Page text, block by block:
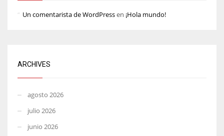
Un comentarista de WordPressen ¡Hola mundo!
ARCHIVES
agosto 2026
julio 2026
junio 2026